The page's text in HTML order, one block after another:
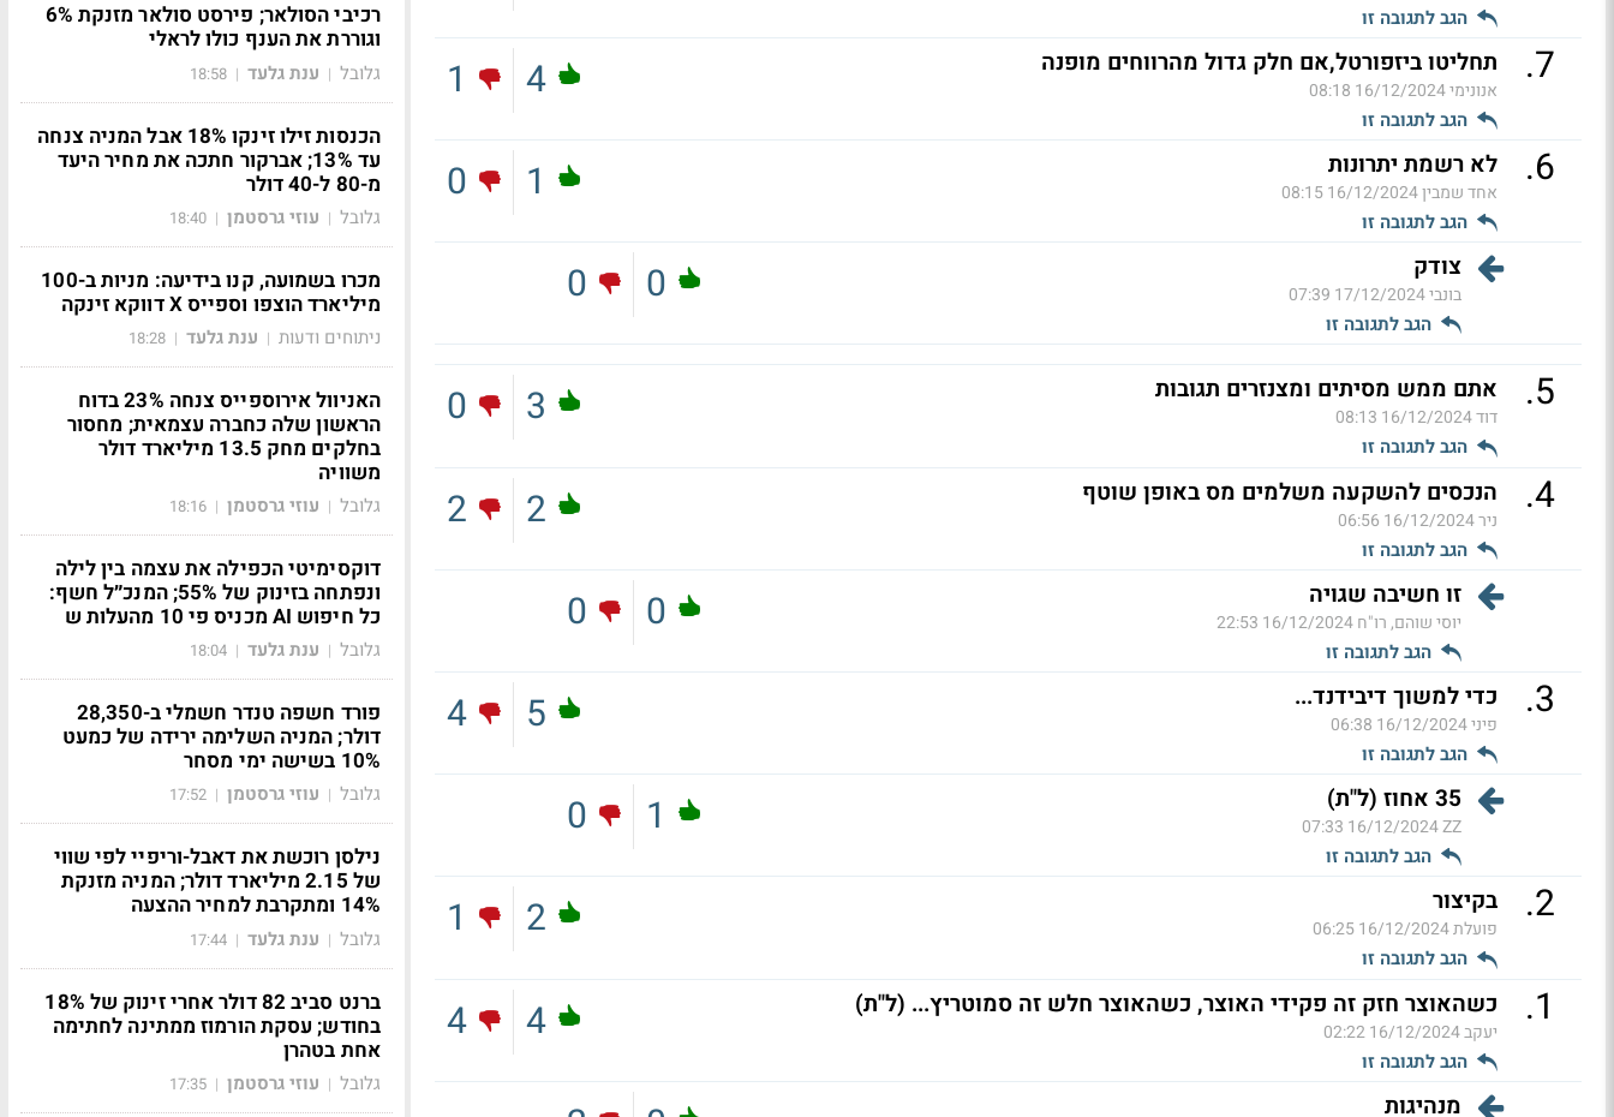
הגב לתגובה זו
7
. תחליטו ביזפורטל,אם חלק גדול מהרווחים מופנה
אנונימי16/12/2024 08:18
הגב לתגובה זו
4
1
6
. לא רשמת יתרונות
אחד שמבין16/12/2024 08:15
הגב לתגובה זו
1
0
צודק
בונבי17/12/2024 07:39
הגב לתגובה זו
0
0
5
. אתם ממש מסיתים ומצנזרים תגובות
דוד16/12/2024 08:13
הגב לתגובה זו
3
0
4
. הנכסים להשקעה משלמים מס באופן שוטף
ניר16/12/2024 06:56
הגב לתגובה זו
2
2
זו חשיבה שגויה
יוסי שוהם, רו"ח16/12/2024 22:53
הגב לתגובה זו
0
0
3
. כדי למשוך דיבידנד...
פיני16/12/2024 06:38
הגב לתגובה זו
5
4
35 אחוז (ל"ת)
ZZ
16/12/2024 07:33
הגב לתגובה זו
1
0
2
. בקיצור
פועלת16/12/2024 06:25
הגב לתגובה זו
2
1
1
. כשהאוצר חזק זה פקידי האוצר, כשהאוצר חלש זה סמוטריץ... (ל"ת)
יעקב16/12/2024 02:22
הגב לתגובה זו
4
4
מנהיגות
רכיבי הסולאר; פירסט סולאר מזנקת 6%
וגוררת את הענף כולו לראלי
גלובל | ענת גלעד |
18:58
הכנסות זילו זינקו 18% אבל המניה צנחה
עד 13%; אברקור חתכה את מחיר היעד
מ-80 ל-40 דולר
גלובל | עוזי גרסטמן |
18:40
מכרו בשמועה, קנו בידיעה: מניות ב-100
מיליארד הוצפו וספייס X דווקא זינקה
ניתוחים ודעות | ענת גלעד |
18:28
האניוול אירוספייס צנחה 23% בדוח
הראשון שלה כחברה עצמאית; מחסור
בחלקים מחק 13.5 מיליארד דולר
משוויה
גלובל | עוזי גרסטמן |
18:16
דוקסימיטי הכפילה את עצמה בין לילה
ונפתחה בזינוק של 55%; המנכ״ל חשף:
כל חיפוש AI מכניס פי 10 מהעלות ש
גלובל | ענת גלעד |
18:04
פורד חשפה טנדר חשמלי ב-28,350
דולר; המניה השלימה ירידה של כמעט
10% בשישה ימי מסחר
גלובל | עוזי גרסטמן |
17:52
נילסן רוכשת את דאבל-וריפיי לפי שווי
של 2.15 מיליארד דולר; המניה מזנקת
14% ומתקרבת למחיר ההצעה
גלובל | ענת גלעד |
17:44
ברנט סביב 82 דולר אחרי זינוק של 18%
בחודש; עסקת הורמוז ממתינה לחתימה
אחת בטהרן
גלובל | עוזי גרסטמן |
17:35